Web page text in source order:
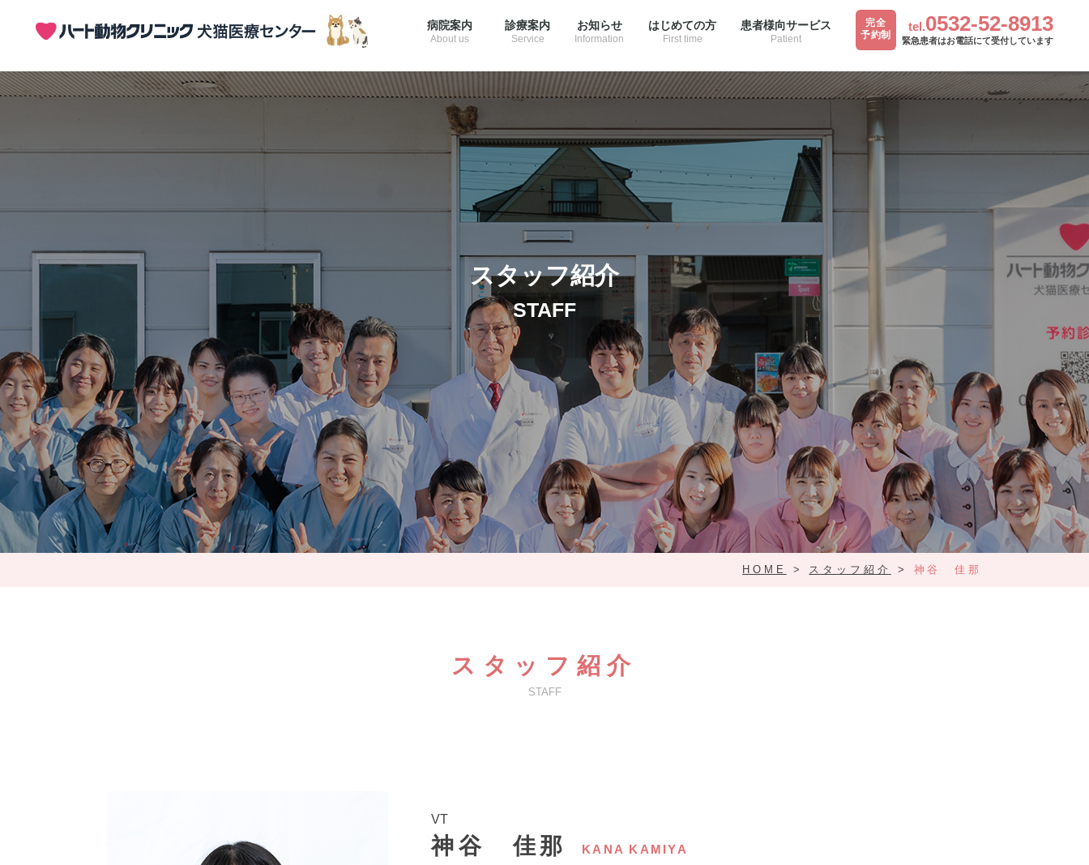
病院案内
About us
診療案内
Service
お知らせ
Information
はじめての方
First time
患者様向サービス
Patient
完全
予約制
tel.0532-52-8913
緊急患者はお電話にて受付しています
スタッフ紹介
STAFF
HOME > スタッフ紹介 > 神谷 佳那
スタッフ紹介
STAFF
VT
神谷 佳那 KANA KAMIYA